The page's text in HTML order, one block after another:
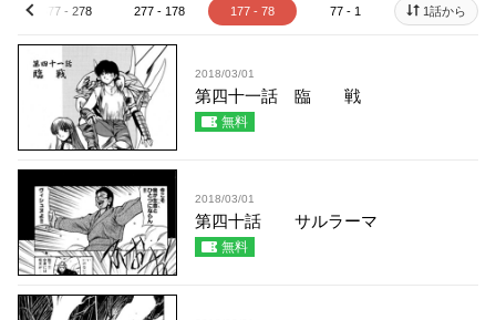
377 - 278 277 - 178 177 - 78 77 - 1
prev 1話から
2018/03/01
第四十一話 臨 戦
無料
2018/03/01
第四十話 サルラーマ
無料